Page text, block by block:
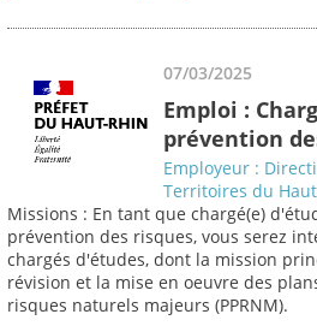
07/03/2025
Emploi :
prévention
Employeur :
Territoires du
Missions : En tant que chargé(e)
prévention des risques, vous serez
chargés d'études, dont la mission
révision et la mise en oeuvre des
risques naturels majeurs (PPRNM).